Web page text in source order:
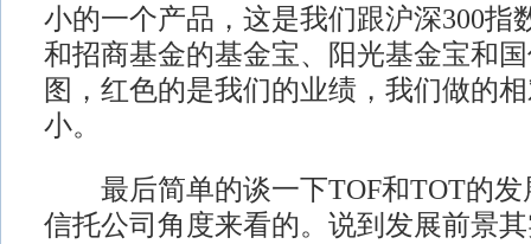
小的一个产品，这是我们跟沪深300指
和招商基金的基金宝、阳光基金宝和
图，红色的是我们的业绩，我们做的
小。
最后简单的谈一下TOF和TOT的发
信托公司角度来看的。说到发展前景